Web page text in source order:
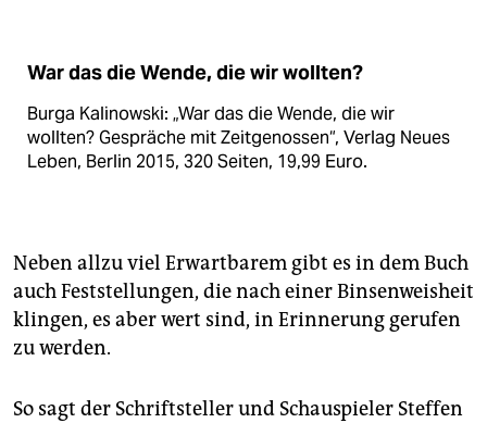
War das die Wende, die wir wollten?
Burga Kalinowski: „War das die Wende, die wir
wollten? Gespräche mit Zeitgenossen“, Verlag Neues
Leben, Berlin 2015, 320 Seiten, 19,99 Euro.
Neben allzu viel Erwartbarem gibt es in dem Buch
auch Feststellungen, die nach einer Binsenweisheit
klingen, es aber wert sind, in Erinnerung gerufen
zu werden.
So sagt der Schriftsteller und Schauspieler Steffen